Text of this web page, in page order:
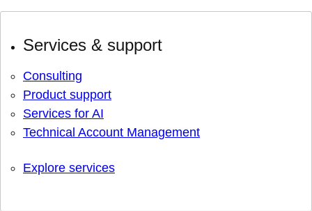
Services & support
Consulting
Product support
Services for AI
Technical Account Management
Explore services